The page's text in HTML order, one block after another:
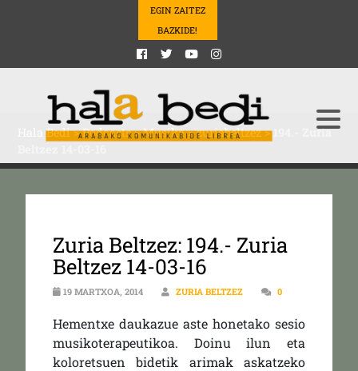
EGIN ZAITEZ
BAZKIDE!
Hala Bedi>Podcasts>Musika>zuriabeltzez> 194.- Zuria
Zuria Beltzez: 194.- Zuria
Beltzez 14-03-16
19 MARTXOA, 2014 ZURIA BELTZEZ 0
Hementxe daukazue aste honetako sesio
musikoterapeutikoa. Doinu ilun eta
koloretsuen bidetik arimak askatzeko